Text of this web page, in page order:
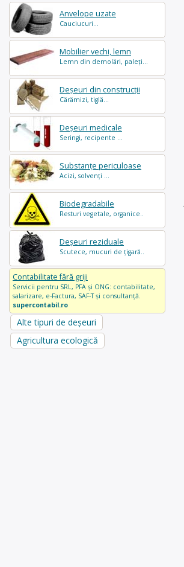
Anvelope uzate
Cauciucuri...
Mobilier vechi, lemn
Lemn din demolări, paleți...
Deșeuri din construcții
Cărămizi, tiglă...
Deșeuri medicale
Seringi, recipente ...
Substanțe periculoase
Acizi, solvenți ...
Biodegradabile
Resturi vegetale, organice..
Deșeuri reziduale
Scutece, mucuri de țigară..
Contabilitate fără griji
Servicii pentru SRL, PFA și ONG: contabilitate,
salarizare, e-Factura, SAF-T și consultanță.
supercontabil.ro
Alte tipuri de deșeuri
Agricultura ecologică